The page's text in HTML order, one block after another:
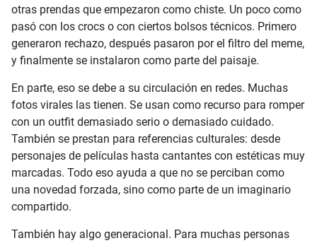
otras prendas que empezaron como chiste. Un poco como
pasó con los crocs o con ciertos bolsos técnicos. Primero
generaron rechazo, después pasaron por el filtro del meme,
y finalmente se instalaron como parte del paisaje.
En parte, eso se debe a su circulación en redes. Muchas
fotos virales las tienen. Se usan como recurso para romper
con un outfit demasiado serio o demasiado cuidado.
También se prestan para referencias culturales: desde
personajes de películas hasta cantantes con estéticas muy
marcadas. Todo eso ayuda a que no se perciban como
una novedad forzada, sino como parte de un imaginario
compartido.
También hay algo generacional. Para muchas personas